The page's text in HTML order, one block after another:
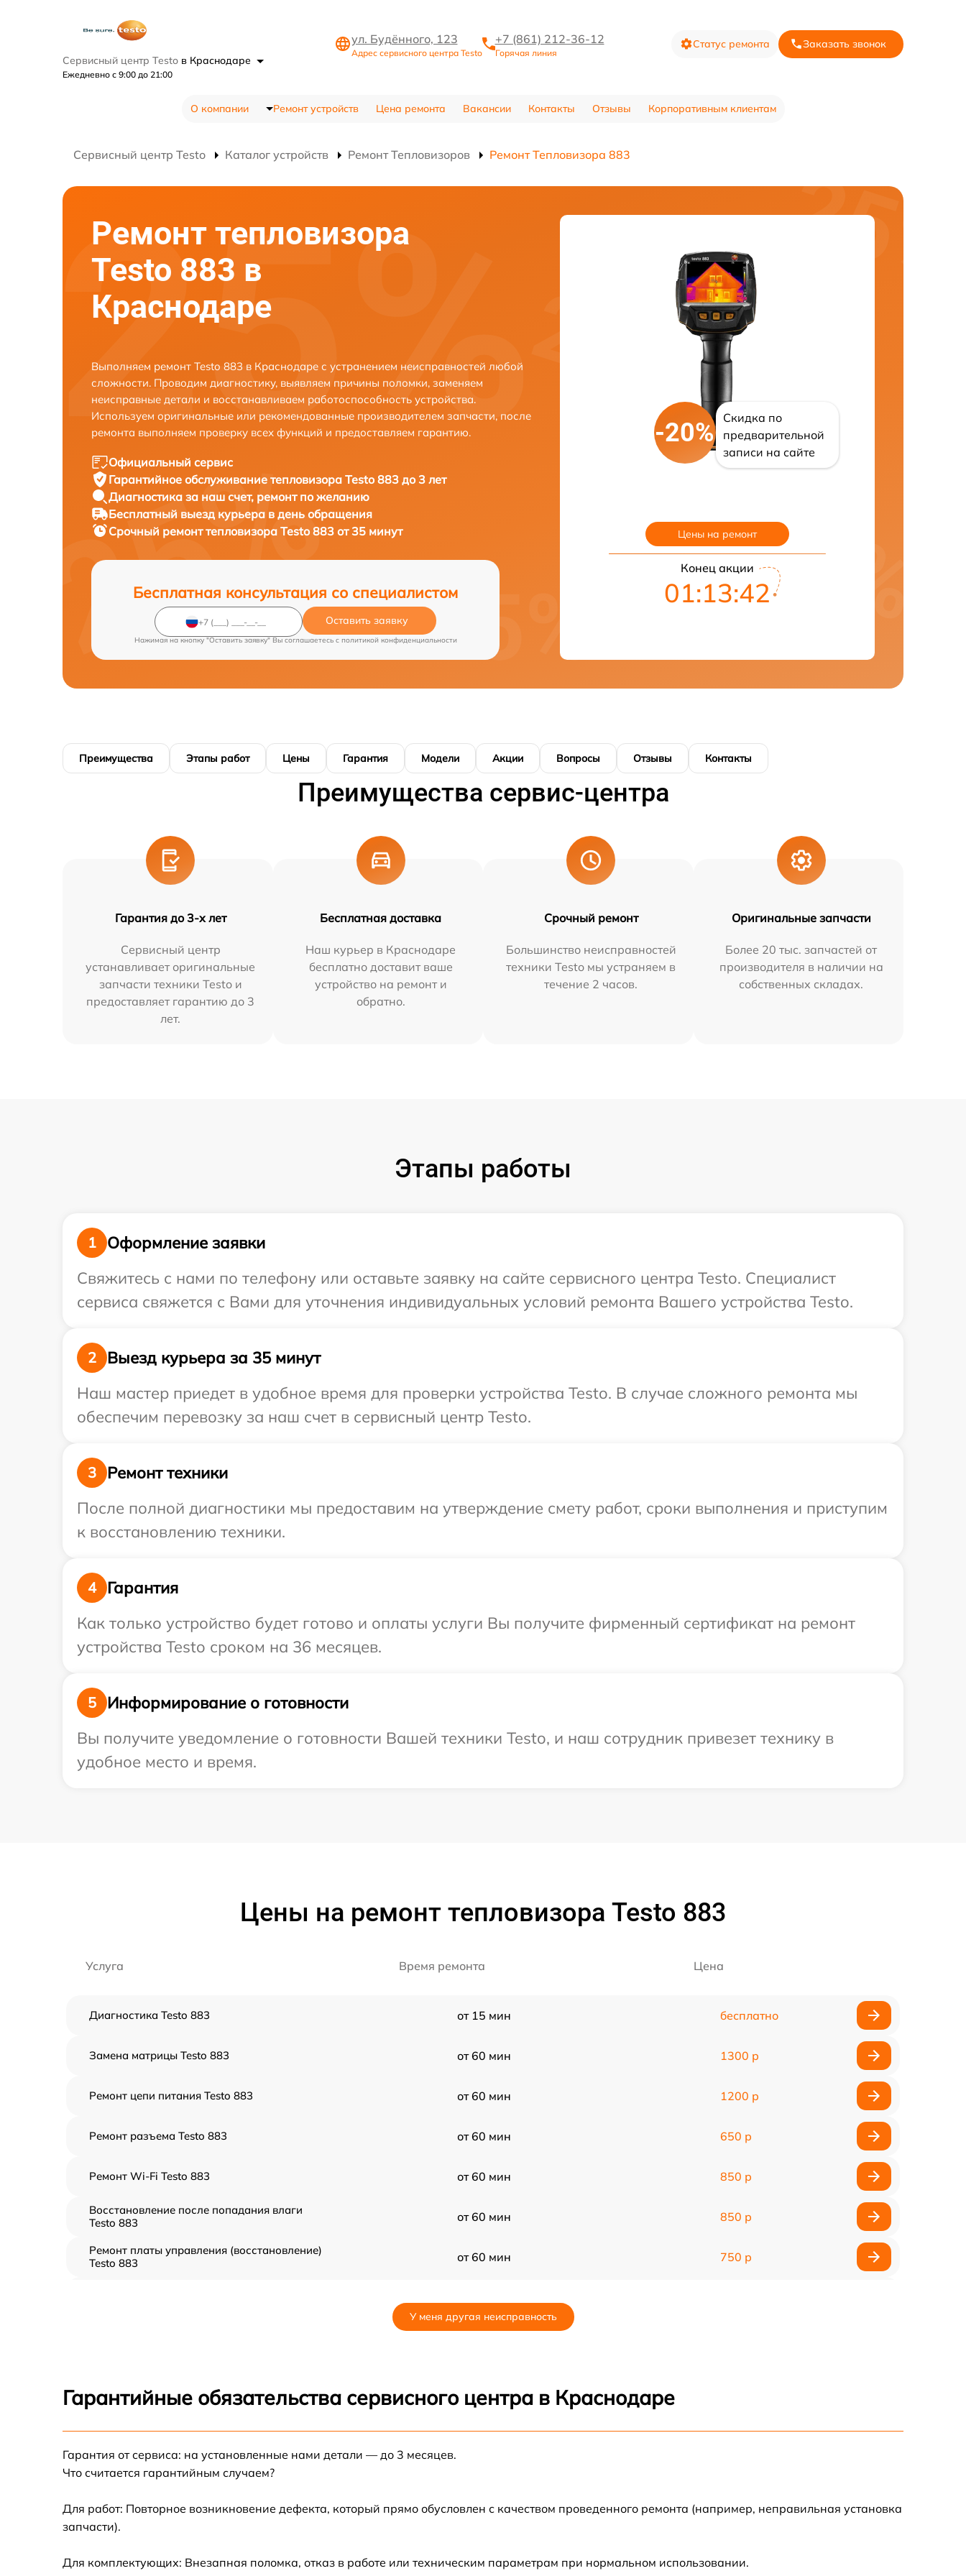
Сервисный центр Testo в Краснодаре
Ежедневно с 9:00 до 21:00
ул. Будённого, 123
Адрес сервисного центра Testo
+7 (861) 212-36-12
Горячая линия
Статус ремонта Заказать звонок
О компании Ремонт устройств Цена ремонта Вакансии Контакты Отзывы Корпоративным клиентам
Сервисный центр Testo Каталог устройств Ремонт Тепловизоров Ремонт Тепловизора 883
Ремонт тепловизора
Testo 883 в
Краснодаре
Выполняем ремонт Testo 883 в Краснодаре с устранением неисправностей любой
сложности. Проводим диагностику, выявляем причины поломки, заменяем
неисправные детали и восстанавливаем работоспособность устройства.
Используем оригинальные или рекомендованные производителем запчасти, после
ремонта выполняем проверку всех функций и предоставляем гарантию.
Официальный сервис
Гарантийное обслуживание тепловизора Testo 883 до 3 лет
Диагностика за наш счет, ремонт по желанию
Бесплатный выезд курьера в день обращения
Срочный ремонттепловизора Testo 883 от 35 минут
Бесплатная консультация со специалистом
Оставить заявку
Нажимая на кнопку "Оставить заявку" Вы соглашаетесь c политикой конфиденциальности
-20%
Скидка по
предварительной
записи на сайте
Цены на ремонт
Конец акции
01:13:41
Преимущества Этапы работ Цены Гарантия Модели Акции Вопросы Отзывы Контакты
Преимущества сервис-центра
Гарантия до 3-х лет
Сервисный центр
устанавливает оригинальные
запчасти техники Testo и
предоставляет гарантию до 3
лет.
Бесплатная доставка
Наш курьер в Краснодаре
бесплатно доставит ваше
устройство на ремонт и
обратно.
Срочный ремонт
Большинство неисправностей
техники Testo мы устраняем в
течение 2 часов.
Оригинальные запчасти
Более 20 тыс. запчастей от
производителя в наличии на
собственных складах.
Этапы работы
1
Оформление заявки
Свяжитесь с нами по телефону или оставьте заявку на сайте сервисного центра Testo. Специалист
сервиса свяжется с Вами для уточнения индивидуальных условий ремонта Вашего устройства Testo.
2
Выезд курьера за 35 минут
Наш мастер приедет в удобное время для проверки устройства Testo. В случае сложного ремонта мы
обеспечим перевозку за наш счет в сервисный центр Testo.
3
Ремонт техники
После полной диагностики мы предоставим на утверждение смету работ, сроки выполнения и приступим
к восстановлению техники.
4
Гарантия
Как только устройство будет готово и оплаты услуги Вы получите фирменный сертификат на ремонт
устройства Testo сроком на 36 месяцев.
5
Информирование о готовности
Вы получите уведомление о готовности Вашей техники Testo, и наш сотрудник привезет технику в
удобное место и время.
Цены на ремонт тепловизора Testo 883
Услуга Время ремонта Цена
Диагностика Testo 883 от 15 мин бесплатно
Замена матрицы Testo 883 от 60 мин 1300 р
Ремонт цепи питания Testo 883 от 60 мин 1200 р
Ремонт разъема Testo 883 от 60 мин 650 р
Ремонт Wi-Fi Testo 883 от 60 мин 850 р
Восстановление после попадания влаги
Testo 883
от 60 мин 850 р
Ремонт платы управления (восстановление)
Testo 883
от 60 мин 750 р
Замена процессора Testo 883
У меня другая неисправность
Гарантийные обязательства сервисного центра в Краснодаре
Гарантия от сервиса: на установленные нами детали — до 3 месяцев.
Что считается гарантийным случаем?
Для работ: Повторное возникновение дефекта, который прямо обусловлен с качеством проведенного ремонта (например, неправильная установка
запчасти).
Для комплектующих: Внезапная поломка, отказ в работе или техническим параметрам при нормальном использовании.